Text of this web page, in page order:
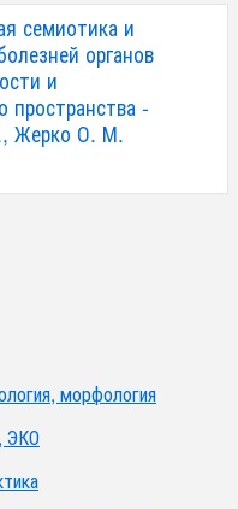
семиотика и
органов
и
пространства -
Жерко О. М.
морфология
ЭКО